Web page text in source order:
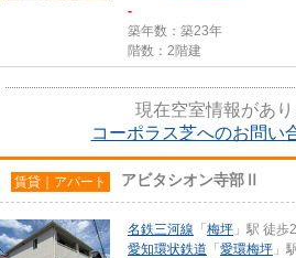
-
築年数：築23年
階数：2階建
現在空室情報があり
コーポラス芝へのお問い
賃貸｜アパート アビタシオン寺部Ⅱ
名鉄三河線 「 梅坪 」駅 徒歩
愛知環状鉄道 「 愛環梅坪 」